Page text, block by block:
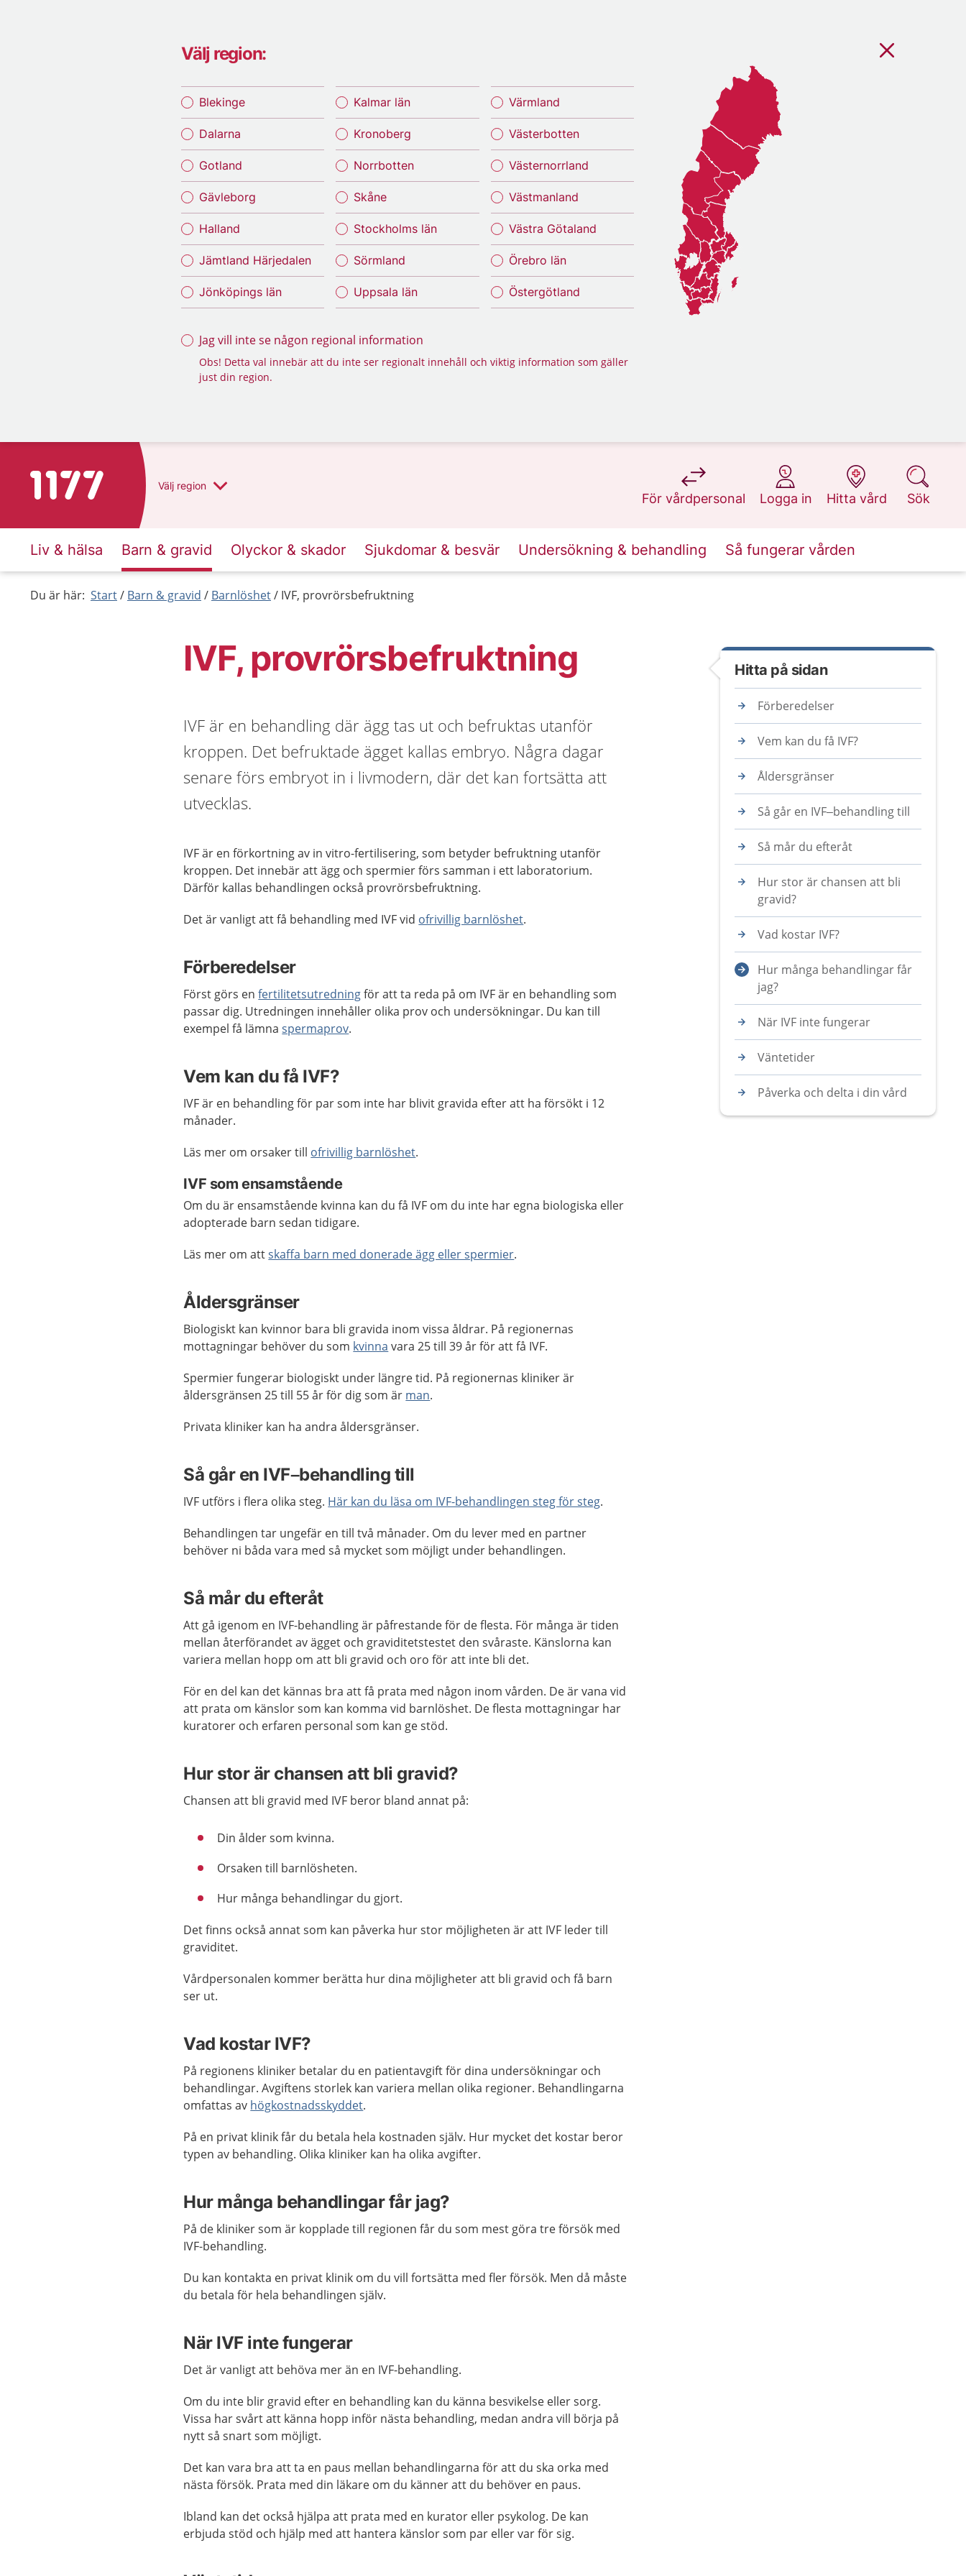
Välj region:
Blekinge
Dalarna
Gotland
Gävleborg
Halland
Jämtland Härjedalen
Jönköpings län
Kalmar län
Kronoberg
Norrbotten
Skåne
Stockholms län
Sörmland
Uppsala län
Värmland
Västerbotten
Västernorrland
Västmanland
Västra Götaland
Örebro län
Östergötland
Jag vill inte se någon regional information
Obs! Detta val innebär att du inte ser regionalt innehåll och viktig information som gäller
just din region.
Till startsidan för 1177 Välj region
För vårdpersonal
på 1177.se
Logga in
på 1177.se
Hitta vård
på 1177.se
Sök
på 1177.se
Liv & hälsa Barn & gravid Olyckor & skador Sjukdomar & besvär Undersökning & behandling Så fungerar vården
Du är här: Start Barn & gravid Barnlöshet IVF, provrörsbefruktning
IVF, provrörsbefruktning
IVF är en behandling där ägg tas ut och befruktas utanför
kroppen. Det befruktade ägget kallas embryo. Några dagar
senare förs embryot in i livmodern, där det kan fortsätta att
utvecklas.
IVF är en förkortning av in vitro-fertilisering, som betyder befruktning utanför
kroppen. Det innebär att ägg och spermier förs samman i ett laboratorium.
Därför kallas behandlingen också provrörsbefruktning.
Det är vanligt att få behandling med IVF vid ofrivillig barnlöshet.
Förberedelser
Först görs enfertilitetsutredningför att ta reda på om IVF är en behandling som
passar dig. Utredningen innehåller olika prov och undersökningar. Du kan till
exempel få lämnaspermaprov.
Vem kan du få IVF?
IVF är en behandling för par som inte har blivit gravida efter att ha försökt i 12
månader.
Läs mer om orsaker till ofrivillig barnlöshet.
IVF som ensamstående
Om du är ensamstående kvinna kan du få IVF om du inte har egna biologiska eller
adopterade barn sedan tidigare.
Läs mer om attskaffa barn med donerade ägg eller spermier.
Åldersgränser
Biologiskt kan kvinnor bara bli gravida inom vissa åldrar. På regionernas
mottagningar behöver du som kvinna vara 25 till 39 år för att få IVF.
Spermier fungerar biologiskt under längre tid. På regionernas kliniker är
åldersgränsen 25 till 55 år för dig som är man.
Privata kliniker kan ha andra åldersgränser.
Så går en IVF–behandling till
IVF utförs i flera olika steg. Här kan du läsa om IVF-behandlingen steg för steg.
Behandlingen tar ungefär en till två månader. Om du lever med en partner
behöver ni båda vara med så mycket som möjligt under behandlingen.
Så mår du efteråt
Att gå igenom en IVF-behandling är påfrestande för de flesta. För många är tiden
mellan återförandet av ägget och graviditetstestet den svåraste. Känslorna kan
variera mellan hopp om att bli gravid och oro för att inte bli det.
För en del kan det kännas bra att få prata med någon inom vården. De är vana vid
att prata om känslor som kan komma vid barnlöshet. De flesta mottagningar har
kuratorer och erfaren personal som kan ge stöd.
Hur stor är chansen att bli gravid?
Chansen att bli gravid med IVF beror bland annat på:
Din ålder som kvinna.
Orsaken till barnlösheten.
Hur många behandlingar du gjort.
Det finns också annat som kan påverka hur stor möjligheten är att IVF leder till
graviditet.
Vårdpersonalen kommer berätta hur dina möjligheter att bli gravid och få barn
ser ut.
Vad kostar IVF?
På regionens kliniker betalar du en patientavgift för dina undersökningar och
behandlingar. Avgiftens storlek kan variera mellan olika regioner. Behandlingarna
omfattas av högkostnadsskyddet.
På en privat klinik får du betala hela kostnaden själv. Hur mycket det kostar beror
typen av behandling. Olika kliniker kan ha olika avgifter.
Hur många behandlingar får jag?
På de kliniker som är kopplade till regionen får du som mest göra tre försök med
IVF-behandling.
Du kan kontakta en privat klinik om du vill fortsätta med fler försök. Men då måste
du betala för hela behandlingen själv.
När IVF inte fungerar
Det är vanligt att behöva mer än en IVF-behandling.
Om du inte blir gravid efter en behandling kan du känna besvikelse eller sorg.
Vissa har svårt att känna hopp inför nästa behandling, medan andra vill börja på
nytt så snart som möjligt.
Det kan vara bra att ta en paus mellan behandlingarna för att du ska orka med
nästa försök. Prata med din läkare om du känner att du behöver en paus.
Ibland kan det också hjälpa att prata med en kurator eller psykolog. De kan
erbjuda stöd och hjälp med att hantera känslor som par eller var för sig.
Hitta på sidan
Förberedelser
Vem kan du få IVF?
Åldersgränser
Så går en IVF–behandling till
Så mår du efteråt
Hur stor är chansen att bli
gravid?
Vad kostar IVF?
Hur många behandlingar får
jag?
När IVF inte fungerar
Väntetider
Påverka och delta i din vård